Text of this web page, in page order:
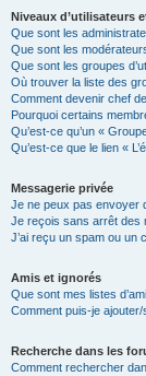
Niveaux d’utilisateurs
Que sont les
Que sont les
Que sont les groupes
Où trouver la liste des
Comment devenir chef
Pourquoi certains
Qu’est-ce qu’un «
Qu’est-ce que le lien «
Messagerie privée
Je ne peux pas envoyer
Je reçois sans arrêt des
J’ai reçu un spam ou un
Amis et ignorés
Que sont mes listes
Comment puis-je ajouter/
Recherche dans les
Comment rechercher